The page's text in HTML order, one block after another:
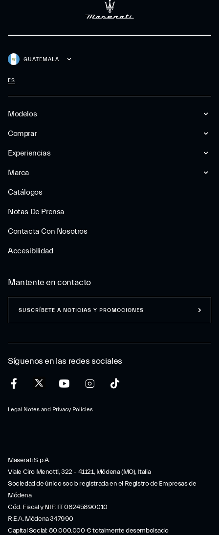
Modelos
Comprar
Experiencias
Marca
Catálogos
Notas De Prensa
Contacta Con Nosotros
Accesibilidad
GUATEMALA
ES
Síguenos en las redes sociales
Legal Notes and Privacy Policies
Mantente en contacto
SUSCRÍBETE A NOTICIAS Y PROMOCIONES
Maserati S.p.A.
Viale Ciro Menotti, 322 – 41121, Módena (MO), Italia
Sociedad de único socio registrada en el Registro de Empresas de
Módena
Cód. Fiscal y NIF: IT 08245890010
R.E.A. Módena 347990
Capital Social: 80.000.000 € totalmente desembolsado